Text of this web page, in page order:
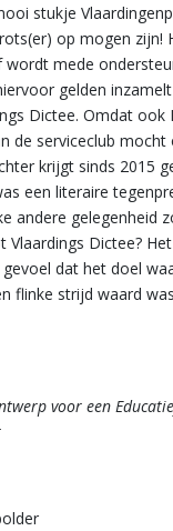
stukje
op mogen zijn!
wordt mede
gelden
Dictee. Omdat ook
de serviceclub mocht
krijgt sinds 2015
een literaire
andere gelegenheid
Vlaardings Dictee?
dat het doel
flinke strijd waard
voor een